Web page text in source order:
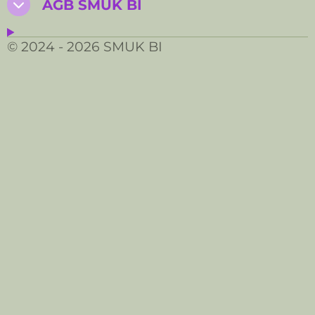
AGB SMUK BI
© 2024 - 2026 SMUK BI